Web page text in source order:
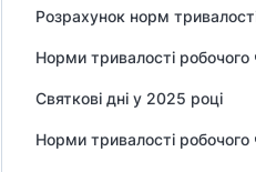
Розрахунок норм
Норми тривалості
Святкові дні у 2025 році
Норми тривалості